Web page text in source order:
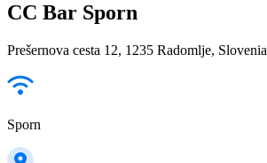
CC Bar Sporn
Prešernova cesta 12, 1235 Radomlje, Slovenia
Sporn